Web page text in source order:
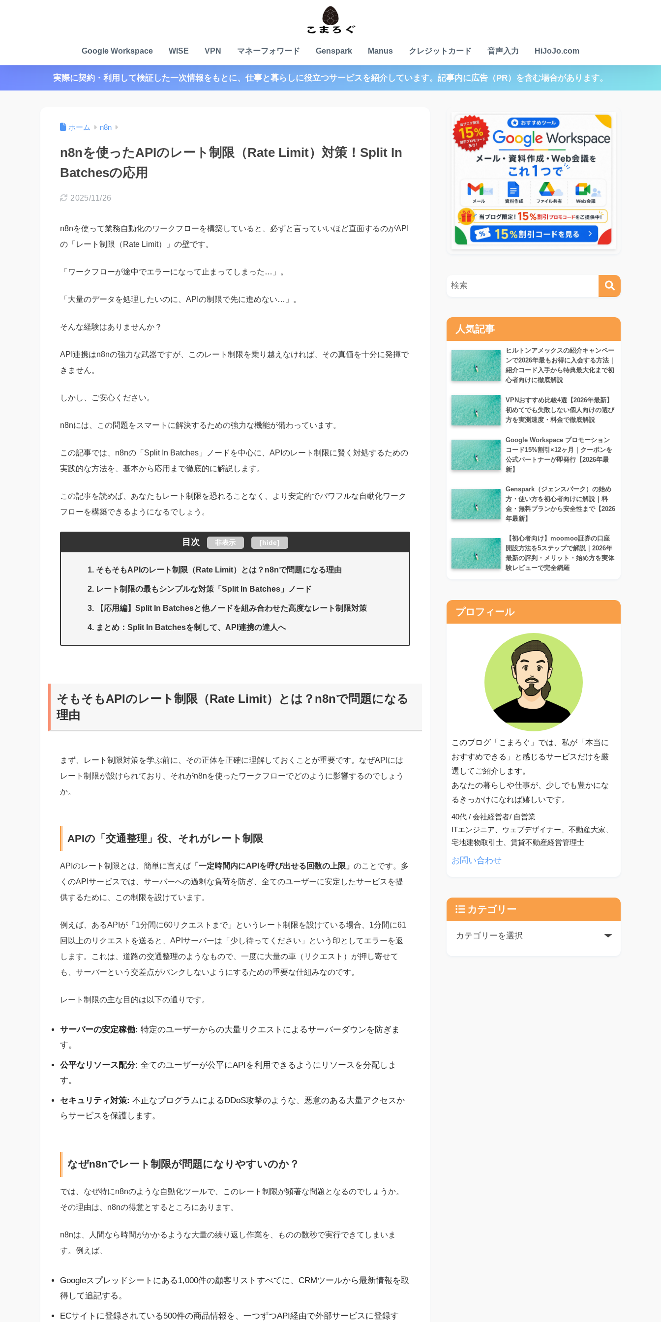
Google Workspace WISE VPN マネーフォワード Genspark Manus クレジットカード 音声入力 HiJoJo.com
実際に契約・利用して検証した一次情報をもとに、仕事と暮らしに役立つサービスを紹介しています。記事内に広告（PR）を含む場合があります。
ホーム n8n
n8nを使ったAPIのレート制限（Rate Limit）対策！Split In
Batchesの応用
2025/11/26
n8nを使って業務自動化のワークフローを構築していると、必ずと言っていいほど直面するのがAPI
の「レート制限（Rate Limit）」の壁です。
「ワークフローが途中でエラーになって止まってしまった…」。
「大量のデータを処理したいのに、APIの制限で先に進めない…」。
そんな経験はありませんか？
API連携はn8nの強力な武器ですが、このレート制限を乗り越えなければ、その真価を十分に発揮で
きません。
しかし、ご安心ください。
n8nには、この問題をスマートに解決するための強力な機能が備わっています。
この記事では、n8nの「Split In Batches」ノードを中心に、APIのレート制限に賢く対処するための
実践的な方法を、基本から応用まで徹底的に解説します。
この記事を読めば、あなたもレート制限を恐れることなく、より安定的でパワフルな自動化ワーク
フローを構築できるようになるでしょう。
目次 非表示 [hide]
そもそもAPIのレート制限（Rate Limit）とは？n8nで問題になる理由
レート制限の最もシンプルな対策「Split In Batches」ノード
【応用編】Split In Batchesと他ノードを組み合わせた高度なレート制限対策
まとめ：Split In Batchesを制して、API連携の達人へ
そもそもAPIのレート制限（Rate Limit）とは？n8nで問題になる
理由
まず、レート制限対策を学ぶ前に、その正体を正確に理解しておくことが重要です。なぜAPIには
レート制限が設けられており、それがn8nを使ったワークフローでどのように影響するのでしょう
か。
APIの「交通整理」役、それがレート制限
APIのレート制限とは、簡単に言えば 「一定時間内にAPIを呼び出せる回数の上限」 のことです。多
くのAPIサービスでは、サーバーへの過剰な負荷を防ぎ、全てのユーザーに安定したサービスを提
供するために、この制限を設けています。
例えば、あるAPIが「1分間に60リクエストまで」というレート制限を設けている場合、1分間に61
回以上のリクエストを送ると、APIサーバーは「少し待ってください」という印としてエラーを返
します。これは、道路の交通整理のようなもので、一度に大量の車（リクエスト）が押し寄せて
も、サーバーという交差点がパンクしないようにするための重要な仕組みなのです。
レート制限の主な目的は以下の通りです。
サーバーの安定稼働: 特定のユーザーからの大量リクエストによるサーバーダウンを防ぎま
す。
公平なリソース配分: 全てのユーザーが公平にAPIを利用できるようにリソースを分配しま
す。
セキュリティ対策: 不正なプログラムによるDDoS攻撃のような、悪意のある大量アクセスか
らサービスを保護します。
なぜn8nでレート制限が問題になりやすいのか？
では、なぜ特にn8nのような自動化ツールで、このレート制限が顕著な問題となるのでしょうか。
その理由は、n8nの得意とするところにあります。
n8nは、人間なら時間がかかるような大量の繰り返し作業を、ものの数秒で実行できてしまいま
す。例えば、
Googleスプレッドシートにある1,000件の顧客リストすべてに、CRMツールから最新情報を取
得して追記する。
ECサイトに登録されている500件の商品情報を、一つずつAPI経由で外部サービスに登録す
人気記事
ヒルトンアメックスの紹介キャンペー
ンで2026年最もお得に入会する方法｜
紹介コード入手から特典最大化まで初
心者向けに徹底解説
VPNおすすめ比較4選【2026年最新】
初めてでも失敗しない個人向けの選び
方を実測速度・料金で徹底解説
Google Workspace プロモーション
コード15%割引×12ヶ月｜クーポンを
公式パートナーが即発行【2026年最
新】
Genspark（ジェンスパーク）の始め
方・使い方を初心者向けに解説｜料
金・無料プランから安全性まで【2026
年最新】
【初心者向け】moomoo証券の口座
開設方法を5ステップで解説｜2026年
最新の評判・メリット・始め方を実体
験レビューで完全網羅
プロフィール
このブログ「こまろぐ」では、私が「本当に
おすすめできる」と感じるサービスだけを厳
選してご紹介します。
あなたの暮らしや仕事が、少しでも豊かにな
るきっかけになれば嬉しいです。
40代 / 会社経営者/ 自営業
ITエンジニア、ウェブデザイナー、不動産大家、
宅地建物取引士、賃貸不動産経営管理士
お問い合わせ
カテゴリー